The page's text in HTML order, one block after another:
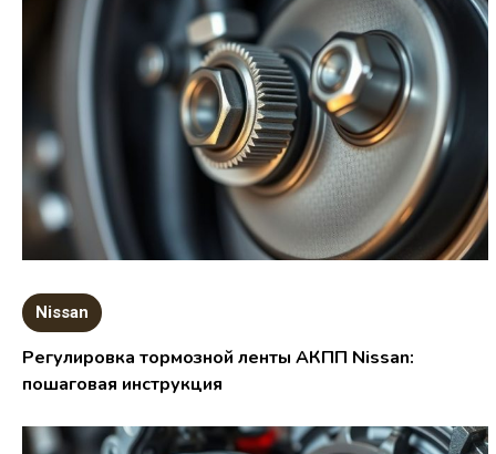
Nissan
Регулировка тормозной ленты АКПП Nissan:
пошаговая инструкция